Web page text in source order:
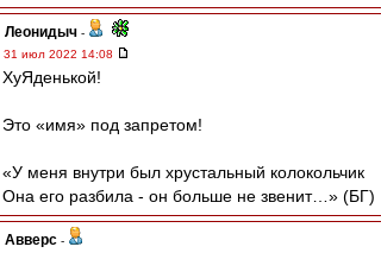
Леонидыч -
31 июл 2022 14:08
ХуЯденькой!
Это «имя» под запретом!
«У меня внутри был хрустальный колокольчик
Она его разбила - он больше не звенит…» (БГ)
Авверс -